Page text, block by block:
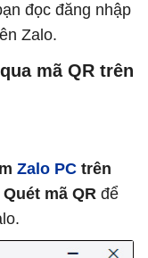
đọc đăng nhập
Zalo.
mã QR trên
Zalo PC trên
mã QR để